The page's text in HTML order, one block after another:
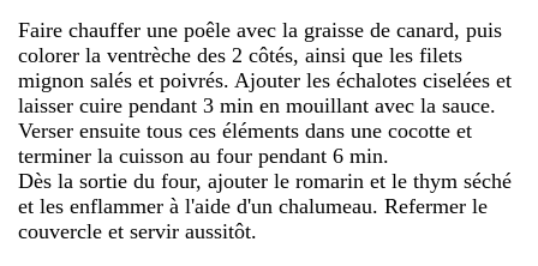
Faire chauffer une poêle avec la graisse de canard, puis
colorer la ventrèche des 2 côtés, ainsi que les filets
mignon salés et poivrés. Ajouter les échalotes ciselées et
laisser cuire pendant 3 min en mouillant avec la sauce.
Verser ensuite tous ces éléments dans une cocotte et
terminer la cuisson au four pendant 6 min.
Dès la sortie du four, ajouter le romarin et le thym séché
et les enflammer à l'aide d'un chalumeau. Refermer le
couvercle et servir aussitôt.